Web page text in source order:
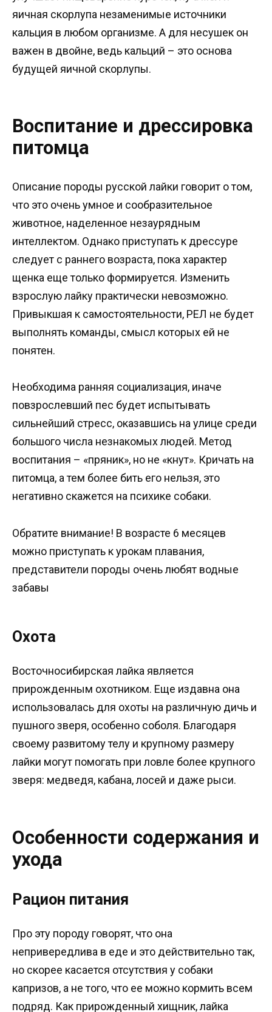
яичная скорлупа незаменимые источники
кальция в любом организме. А для несушек он
важен в двойне, ведь кальций – это основа
будущей яичной скорлупы.
Воспитание и дрессировка
питомца
Описание породы русской лайки говорит о том,
что это очень умное и сообразительное
животное, наделенное незаурядным
интеллектом. Однако приступать к дрессуре
следует с раннего возраста, пока характер
щенка еще только формируется. Изменить
взрослую лайку практически невозможно.
Привыкшая к самостоятельности, РЕЛ не будет
выполнять команды, смысл которых ей не
понятен.
Необходима ранняя социализация, иначе
повзрослевший пес будет испытывать
сильнейший стресс, оказавшись на улице среди
большого числа незнакомых людей. Метод
воспитания – «пряник», но не «кнут». Кричать на
питомца, а тем более бить его нельзя, это
негативно скажется на психике собаки.
Обратите внимание! В возрасте 6 месяцев
можно приступать к урокам плавания,
представители породы очень любят водные
забавы
Охота
Восточносибирская лайка является
прирожденным охотником. Еще издавна она
использовалась для охоты на различную дичь и
пушного зверя, особенно соболя. Благодаря
своему развитому телу и крупному размеру
лайки могут помогать при ловле более крупного
зверя: медведя, кабана, лосей и даже рыси.
Особенности содержания и
ухода
Рацион питания
Про эту породу говорят, что она
непривередлива в еде и это действительно так,
но скорее касается отсутствия у собаки
капризов, а не того, что ее можно кормить всем
подряд. Как прирожденный хищник, лайка